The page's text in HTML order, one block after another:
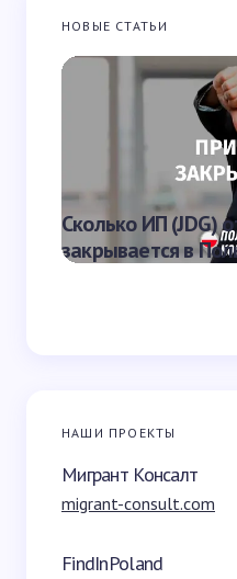
Запомнить имя и
комментариев
НОВЫЕ СТАТЬИ
Сколько ИП (JDG)
закрывается в
НАШИ ПРОЕКТЫ
Мигрант Консалт
migrant-consult.com
FindInPoland